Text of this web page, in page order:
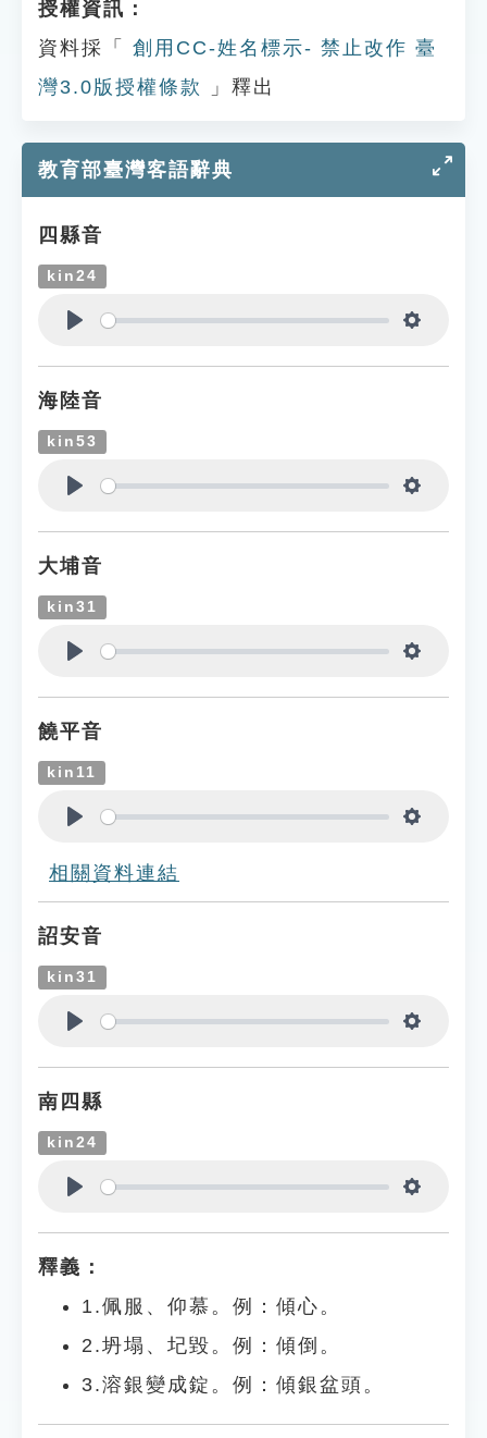
授權資訊：
資料採「
創用CC-姓名標示- 禁止改作 臺
灣3.0版授權條款
」釋出
教育部臺灣客語辭典
四縣音
kin24
海陸音
kin53
大埔音
kin31
饒平音
kin11
相關資料連結
詔安音
kin31
南四縣
kin24
釋義：
1.佩服、仰慕。例：傾心。
2.坍塌、圮毀。例：傾倒。
3.溶銀變成錠。例：傾銀盆頭。